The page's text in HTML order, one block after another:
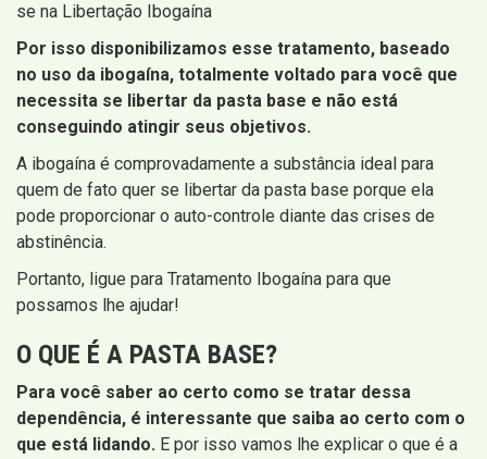
se na Libertação Ibogaína
Por isso disponibilizamos esse tratamento, baseado
no uso da ibogaína, totalmente voltado para você que
necessita se libertar da pasta base e não está
conseguindo atingir seus objetivos.
A ibogaína é comprovadamente a substância ideal para
quem de fato quer se libertar da pasta base porque ela
pode proporcionar o auto-controle diante das crises de
abstinência.
Portanto, ligue para Tratamento Ibogaína para que
possamos lhe ajudar!
O QUE É A PASTA BASE?
Para você saber ao certo como se tratar dessa
dependência, é interessante que saiba ao certo com o
que está lidando. E por isso vamos lhe explicar o que é a